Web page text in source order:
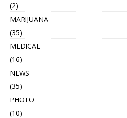
(2)
MARIJUANA
(35)
MEDICAL
(16)
NEWS
(35)
PHOTO
(10)